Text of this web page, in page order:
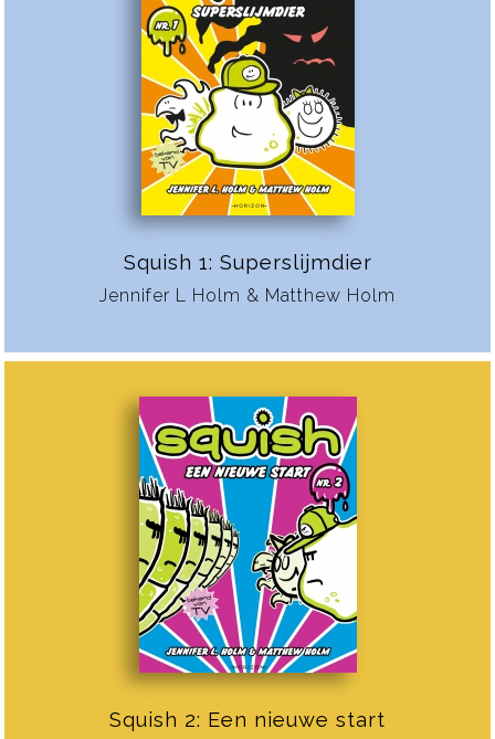
Squish 1: Superslijmdier
Jennifer L Holm & Matthew Holm
Squish 2: Een nieuwe start